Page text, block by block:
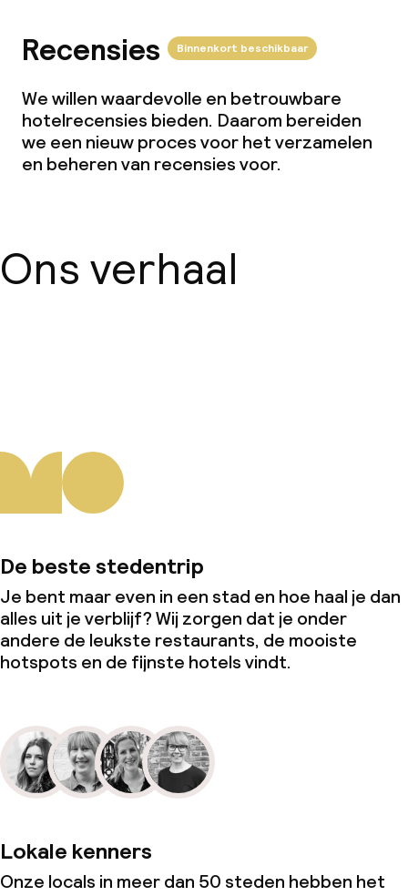
Recensies Binnenkort beschikbaar
We willen waardevolle en betrouwbare
hotelrecensies bieden. Daarom bereiden
we een nieuw proces voor het verzamelen
en beheren van recensies voor.
Ons verhaal
De beste stedentrip
Je bent maar even in een stad en hoe haal je dan
alles uit je verblijf? Wij zorgen dat je onder
andere de leukste restaurants, de mooiste
hotspots en de fijnste hotels vindt.
Lokale kenners
Onze locals in meer dan 50 steden hebben het